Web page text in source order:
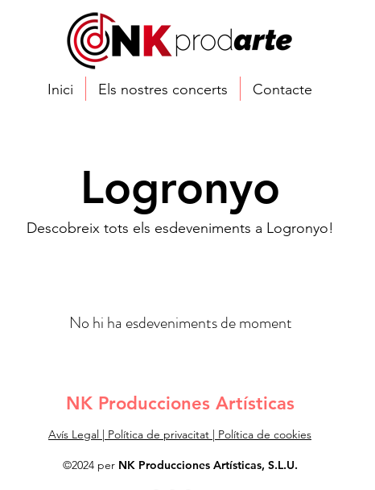
Inici Els nostres concerts Contacte
Logronyo
Descobreix tots els esdeveniments a Logronyo!
No hi ha esdeveniments de moment
NK Producciones Artísticas
Avís Legal | Política de privacitat | Política de cookies
©2024 perNK Producciones Artísticas, S.L.U.